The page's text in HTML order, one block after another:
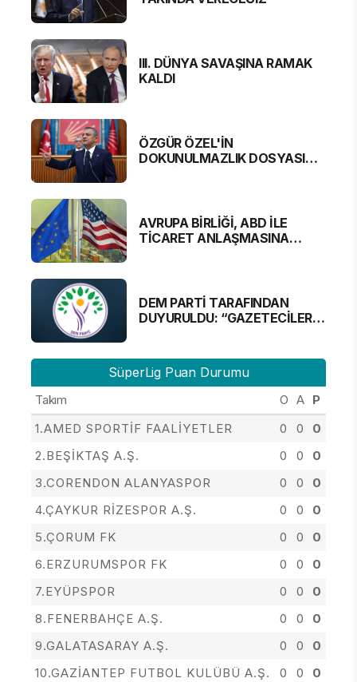
III. DÜNYA SAVAŞINA RAMAK
KALDI
ÖZGÜR ÖZEL'İN
DOKUNULMAZLIK DOSYASI
AVRUPA BİRLİĞİ, ABD İLE
TİCARET ANLAŞMASINA
DEM PARTİ TARAFINDAN
DUYURULDU: “GAZETECİLER
SüperLig Puan Durumu
Takım O A P
1.AMED SPORTİF FAALİYETLER
0 0
0
2.BEŞİKTAŞ A.Ş.
0 0
0
3.CORENDON ALANYASPOR
0 0
0
4.ÇAYKUR RİZESPOR A.Ş.
0 0
0
5.ÇORUM FK
0 0
0
6.ERZURUMSPOR FK
0 0
0
7.EYÜPSPOR
0 0
0
8.FENERBAHÇE A.Ş.
0 0
0
9.GALATASARAY A.Ş.
0 0
0
10.GAZİANTEP FUTBOL KULÜBÜ A.Ş.
0 0
0